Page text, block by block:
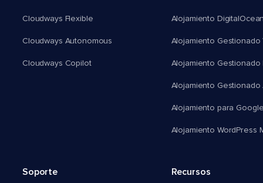
Cloudways Flexible
Cloudways Autonomous
Cloudways Copilot
Alojamiento
Alojamiento Gestionado
Alojamiento Gestionado
Alojamiento Gestionado
Alojamiento para
Alojamiento WordPress
Soporte Recursos